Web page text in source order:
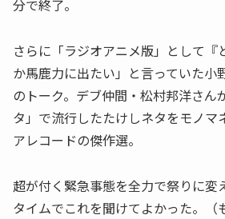
分で終了。
さらに「ラジオアニメ版」として『
か馬鹿力に出たい」と言っていた小
のトーク。デブ仲間・松村邦洋さん
タ」で流行したたけしネタをモノマ
アレコードの傑作選。
超が付く緊急事態を全力で祭りに変
タイムでこれを聞けてよかった。（